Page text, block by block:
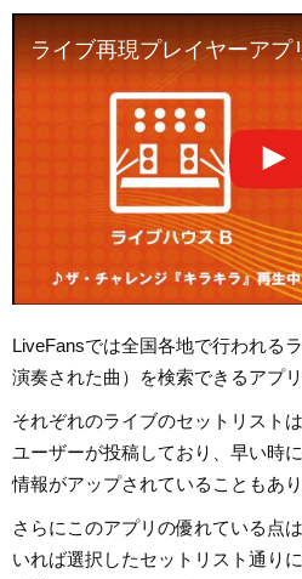
ライブ再現プレイヤーア
LiveFansでは全国各地で行われる
演奏された曲）を検索できるアプリ
それぞれのライブのセットリスト
ユーザーが投稿しており、早い時
情報がアップされていることもあり
さらにこのアプリの優れている点
いれば選択したセットリスト通り